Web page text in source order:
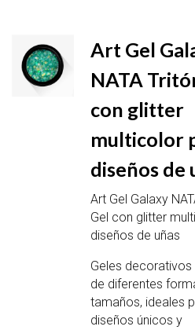
Art Gel
NATA
con glitter
multicolor
diseños de
Art Gel Galaxy
Gel con glitter
diseños de uñas
Geles
de diferentes
tamaños, ideales
diseños únicos y